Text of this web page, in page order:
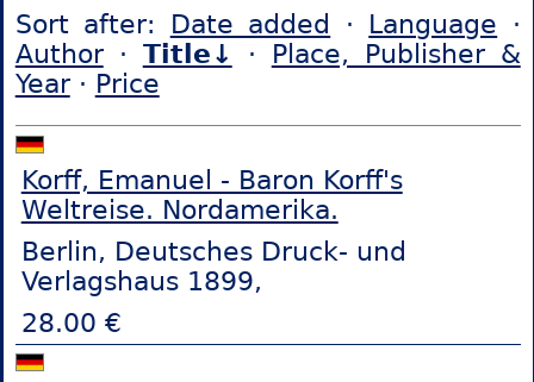
Sort after: Date added · Language ·
Author· Title↓ · Place, Publisher &
Year· Price
Korff, Emanuel - Baron Korff's
Weltreise. Nordamerika.
Berlin, Deutsches Druck- und
Verlagshaus 1899,
28.00 €